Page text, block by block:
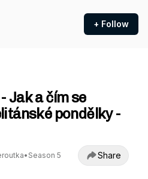
+ Follow
Jak a čím se
pondělky -
• Season 5 Share